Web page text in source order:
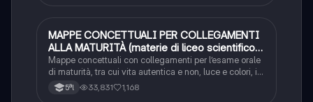
Altro
MAPPE CONCETTUALI PER COLLEGAMENTI
ALLA MATURITÀ (materie di liceo scientifico
ma adattabili)
Mappe concettuali con collegamenti per l’esame orale
di maturità, tra cui vita autentica e non, luce e colori, il
tempo, ambiente e natura, angoscia / solitudine /
pessimismo, metamorfosi / evoluzione, totalitarismi, il
5ªl 33,831 1,168